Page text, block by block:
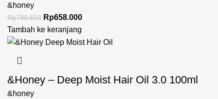
&honey
Rp789.600 Rp658.000
Tambah ke keranjang
&Honey – Deep Moist Hair Oil 3.0 100ml
&honey